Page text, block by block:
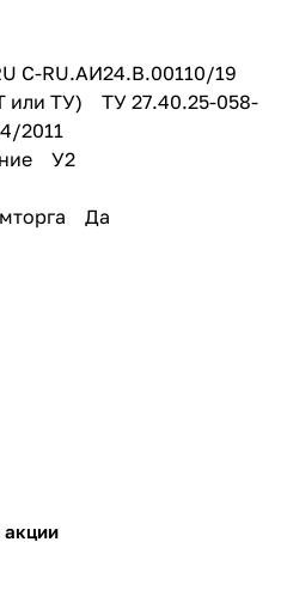
C-RU.АИ24.В.00110/19
или ТУ) ТУ 27.40.25-058-
2011
У2
Да
акции